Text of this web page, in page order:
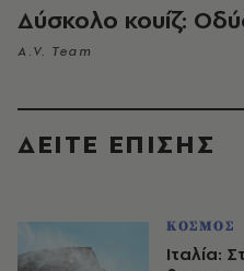
Δύσκολο κουίζ:
A.V. Team
ΔΕΙΤΕ ΕΠΙΣΗΣ
ΚΟΣΜΟΣ
Ιταλία: